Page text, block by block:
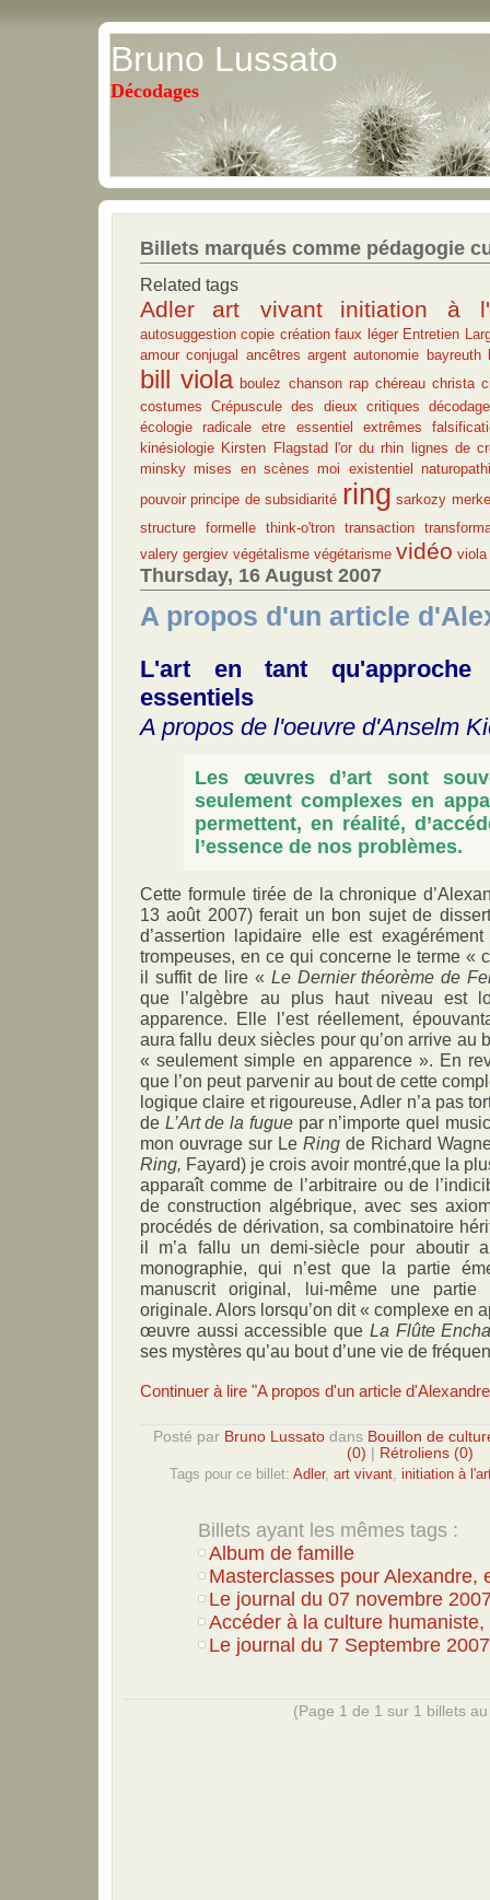
Bruno Lussato
Décodages
Billets marqués comme pédagogie
Related tags
Adler art vivant initiation à
autosuggestion copie création faux léger Entretien
amour conjugal
ancêtres argent autonomie bayreuth
bill viola boulez chanson rap chéreau christa
costumes
Crépuscule des dieux critiques
écologie radicale
etre essentiel extrêmes
kinésiologie Kirsten Flagstad l'or du rhin
lignes de
minsky mises en scènes moi existentiel
pouvoir principe de subsidiarité ring sarkozy
structure formelle think-o'tron transaction
valery gergiev végétalisme végétarisme vidéo viola
Thursday, 16 August 2007
A propos d'un article
L'art en tant qu'approche
essentiels
A propos de l'oeuvre d'Anselm
Les œuvres d’art sont
seulement complexes en
permettent, en réalité,
l’essence de nos problèmes.
Cette formule tirée de la chronique
13 août 2007) ferait un bon sujet de
d’assertion lapidaire elle est
trompeuses, en ce qui concerne le terme «
il suffit de lire « Le Dernier théorème de
que l’algèbre au plus haut niveau est
apparence. Elle l’est réellement,
aura fallu deux siècles pour qu’on arrive au
« seulement simple en apparence ». En
que l’on peut parvenir au bout de cette
logique claire et rigoureuse, Adler n’a pas
de L’Art de la fuguepar n’importe quel
mon ouvrage sur Le Ring de Richard
Ring, Fayard) je crois avoir montré,que la
apparaît comme de l’arbitraire ou de
de construction algébrique, avec ses
procédés de dérivation, sa combinatoire
il m’a fallu un demi-siècle pour aboutir
monographie, qui n’est que la partie
manuscrit original, lui-même une
originale. Alors lorsqu’on dit « complexe en
œuvre aussi accessible que La Flûte
ses mystères qu’au bout d’une vie de
Continuer à lire "A propos d'un article
Posté par Bruno Lussatodans Bouillon de
(0)
Rétroliens (0)
Tags pour ce billet: Adler, art vivant initiation à
Billets ayant les mêmes tags :
Album de famille
Masterclasses pour Alexandre,
Le journal du 07 novembre
Accéder à la culture humaniste,
Le journal du 7 Septembre 2007
(Page 1 de 1 sur 1 billets